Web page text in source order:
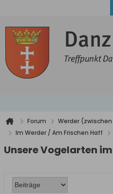
Forum
Werder
Im Werder / Am Frischen Haff
Unsere Vogelarten